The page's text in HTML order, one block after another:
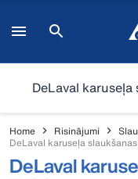
DeLaval karuseļa
Home Risinājumi
DeLaval karuseļa
DeLaval